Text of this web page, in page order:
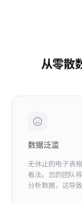
从零散
数据泛滥
无休止的电子表
看法。您的团队
分析数据，这导